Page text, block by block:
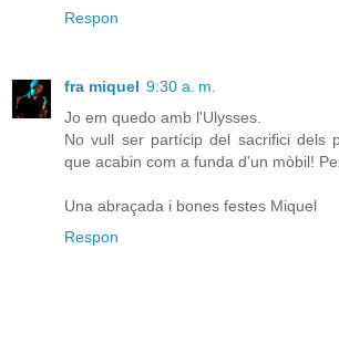
Respon
fra miquel 9:30 a. m.
Jo em quedo amb l'Ulysses.
No vull ser partícip del sacrifici dels
que acabin com a funda d'un mòbil!
Una abraçada i bones festes Miquel
Respon